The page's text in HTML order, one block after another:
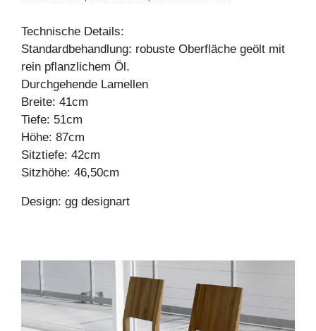
Technische Details:
Standardbehandlung: robuste Oberfläche geölt mit
rein pflanzlichem Öl.
Durchgehende Lamellen
Breite: 41cm
Tiefe: 51cm
Höhe: 87cm
Sitztiefe: 42cm
Sitzhöhe: 46,50cm
Design: gg designart